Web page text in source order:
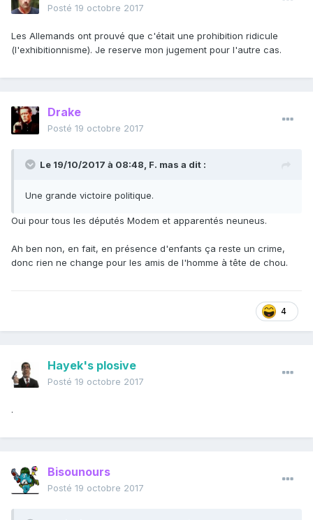
Posté 19 octobre 2017
Les Allemands ont prouvé que c'était une prohibition ridicule
(l'exhibitionnisme). Je reserve mon jugement pour l'autre cas.
Drake
Posté 19 octobre 2017
Le 19/10/2017 à 08:48, F. mas a dit :
Une grande victoire politique.
Oui pour tous les députés Modem et apparentés neuneus.
Ah ben non, en fait, en présence d'enfants ça reste un crime,
donc rien ne change pour les amis de l'homme à tête de chou.
4
Hayek's plosive
Posté 19 octobre 2017
.
Bisounours
Posté 19 octobre 2017